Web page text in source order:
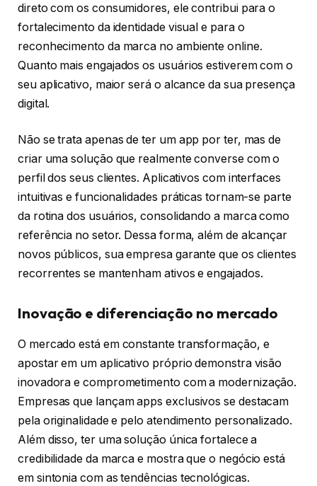
direto com os consumidores, ele contribui para o
fortalecimento da identidade visual e para o
reconhecimento da marca no ambiente online.
Quanto mais engajados os usuários estiverem com o
seu aplicativo, maior será o alcance da sua presença
digital.
Não se trata apenas de ter um app por ter, mas de
criar uma solução que realmente converse com o
perfil dos seus clientes. Aplicativos com interfaces
intuitivas e funcionalidades práticas tornam-se parte
da rotina dos usuários, consolidando a marca como
referência no setor. Dessa forma, além de alcançar
novos públicos, sua empresa garante que os clientes
recorrentes se mantenham ativos e engajados.
Inovação e diferenciação no mercado
O mercado está em constante transformação, e
apostar em um aplicativo próprio demonstra visão
inovadora e comprometimento com a modernização.
Empresas que lançam apps exclusivos se destacam
pela originalidade e pelo atendimento personalizado.
Além disso, ter uma solução única fortalece a
credibilidade da marca e mostra que o negócio está
em sintonia com as tendências tecnológicas.